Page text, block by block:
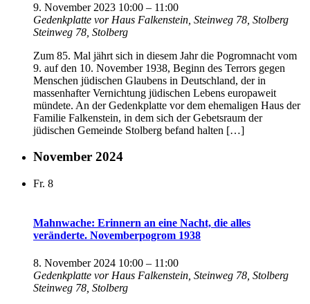
9. November 2023 10:00 – 11:00
Gedenkplatte vor Haus Falkenstein, Steinweg 78, Stolberg
Steinweg 78, Stolberg
Zum 85. Mal jährt sich in diesem Jahr die Pogromnacht vom
9. auf den 10. November 1938, Beginn des Terrors gegen
Menschen jüdischen Glaubens in Deutschland, der in
massenhafter Vernichtung jüdischen Lebens europaweit
mündete. An der Gedenkplatte vor dem ehemaligen Haus der
Familie Falkenstein, in dem sich der Gebetsraum der
jüdischen Gemeinde Stolberg befand halten […]
November 2024
Fr. 8
Mahnwache: Erinnern an eine Nacht, die alles
veränderte. Novemberpogrom 1938
8. November 2024 10:00 – 11:00
Gedenkplatte vor Haus Falkenstein, Steinweg 78, Stolberg
Steinweg 78, Stolberg